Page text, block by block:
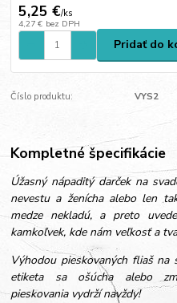
5,25 €/ks
4,27 € bez DPH
Pridať do
Číslo produktu: VYS2
Kompletné špecifikácie
Úžasný nápaditý darček na
nevestu a ženícha alebo len
medze nekladú, a preto
kamkoľvek, kde nám veľkosť a
Výhodou pieskovaných fliaš
etiketa sa ošúcha alebo
pieskovania vydrží navždy!